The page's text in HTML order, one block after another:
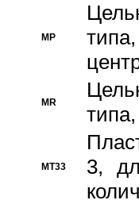
MP
MR
MT33
3,